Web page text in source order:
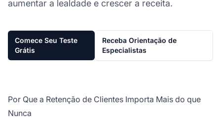
aumentar a lealdade e crescer a receita.
Comece Seu Teste
Grátis
Receba Orientação de
Especialistas
Por Que a Retenção de Clientes Importa Mais do que
Nunca